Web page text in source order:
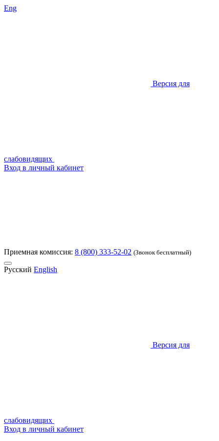
Eng
Версия для
слабовидящих
Вход в личный кабинет
Приемная комиссия: 8 (800) 333-52-02 (Звонок бесплатный)
Русский English
Версия для
слабовидящих
Вход в личный кабинет